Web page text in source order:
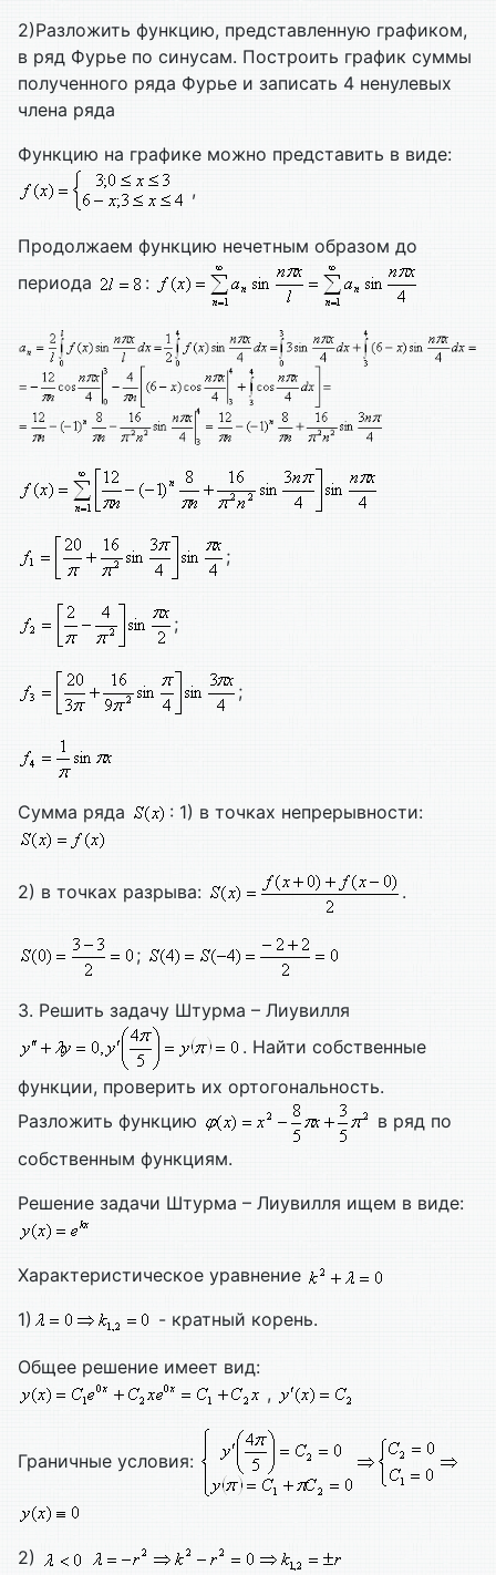
2)Разложить функцию, представленную графиком,
в ряд Фурье по синусам. Построить график суммы
полученного ряда Фурье и записать 4 ненулевых
члена ряда
Функцию на графике можно представить в виде:
,
Продолжаем функцию нечетным образом до
периода
:
;
;
;
Сумма ряда : 1) в точках непрерывности:
2) в точках разрыва: .
;
3. Решить задачу Штурма – Лиувилля
. Найти собственные
функции, проверить их ортогональность.
Разложить функцию
в ряд по
собственным функциям.
Решение задачи Штурма – Лиувилля ищем в виде:
Характеристическое уравнение
1) - кратный корень.
Общее решение имеет вид:
,
Граничные условия:
2)